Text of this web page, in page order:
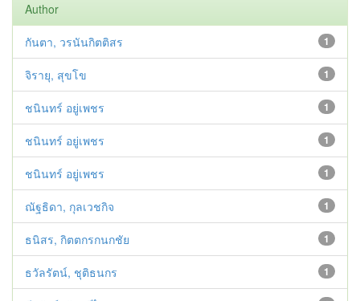
Author
1
กันตา, วรนันกิตติสร
1
จิรายุ, สุขโข
1
ชนินทร์ อยู่เพชร
1
ชนินทร์ อยู่เพชร
1
ชนินทร์ อยู่เพชร
1
ณัฐธิดา, กุลเวชกิจ
1
ธนิสร, กิตตกรกนกชัย
1
ธวัลรัตน์, ชุติธนกร